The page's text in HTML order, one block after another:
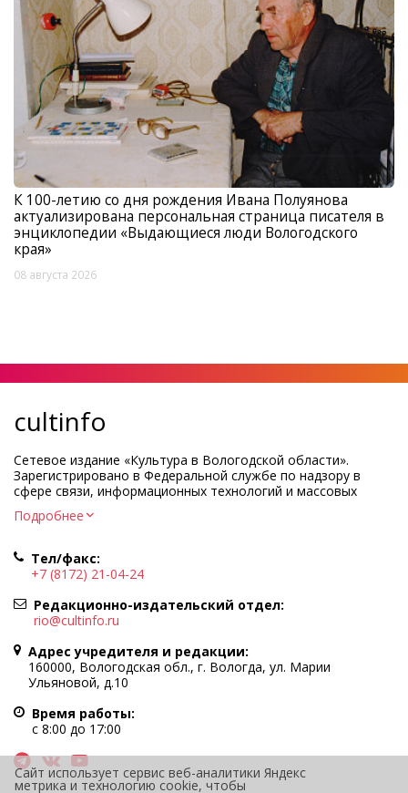
К 100-летию со дня рождения Ивана Полуянова
актуализирована персональная страница писателя в
энциклопедии «Выдающиеся люди Вологодского
края»
08 августа 2026
cultinfo
Сетевое издание «Культура в Вологодской области».
Зарегистрировано в Федеральной службе по надзору в
сфере связи, информационных технологий и массовых
Регистрационный номер и дата принятия решения о
Учредитель КУ ВО «Информационно-аналитический центр
культуры»
Адрес учредителя и редакции: 160000, Вологодская обл., г.
Вологда, ул. Марии Ульяновой, д.10
Главный редактор — Легчанова Елена Григорьевна
Политика в отношении обработки персональных данных
При полном или частичном использовании информации
портала гиперссылка на cultinfo.ru обязательна.
Редакция не несет ответственности за достоверность
информации, содержащейся в рекламных объявлениях.
12+
Подробнее
Тел/факс:
+7 (8172) 21-04-24
Редакционно-издательский отдел:
rio@cultinfo.ru
Адрес учредителя и редакции:
160000, Вологодская обл., г. Вологда, ул. Марии
Ульяновой, д.10
Время работы:
с 8:00 до 17:00
Сайт использует сервис веб-аналитики Яндекс
метрика и технологию cookie, чтобы